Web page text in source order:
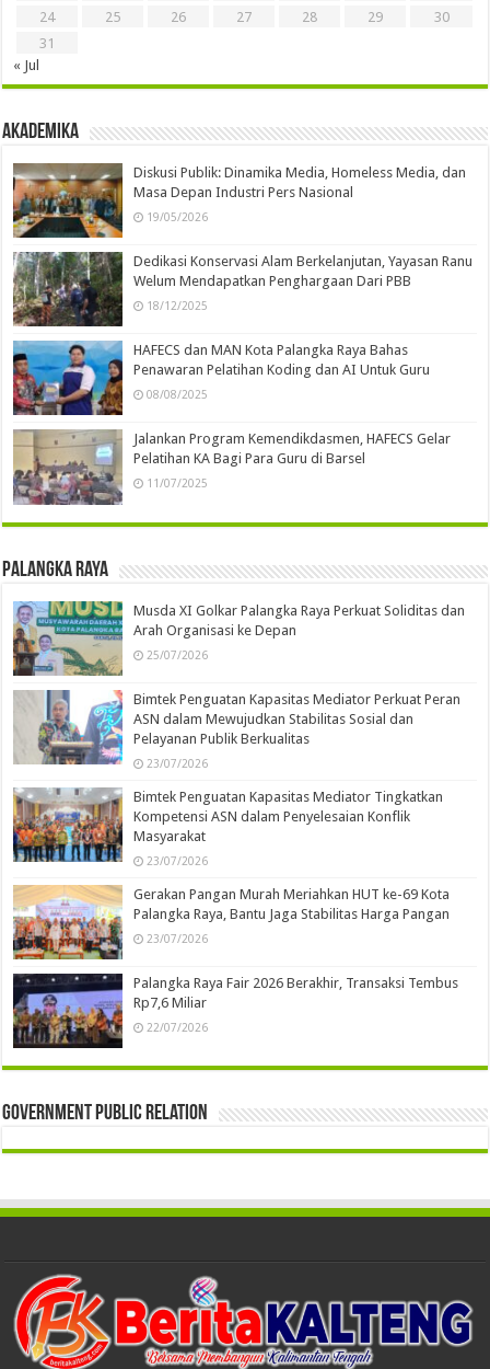
24
25 26 27 28 29
30
31
« Jul
Akademika
Diskusi Publik: Dinamika Media, Homeless Media, dan
Masa Depan Industri Pers Nasional
19/05/2026
Dedikasi Konservasi Alam Berkelanjutan, Yayasan Ranu
Welum Mendapatkan Penghargaan Dari PBB
18/12/2025
HAFECS dan MAN Kota Palangka Raya Bahas
Penawaran Pelatihan Koding dan AI Untuk Guru
08/08/2025
Jalankan Program Kemendikdasmen, HAFECS Gelar
Pelatihan KA Bagi Para Guru di Barsel
11/07/2025
Palangka Raya
Musda XI Golkar Palangka Raya Perkuat Soliditas dan
Arah Organisasi ke Depan
25/07/2026
Bimtek Penguatan Kapasitas Mediator Perkuat Peran
ASN dalam Mewujudkan Stabilitas Sosial dan
Pelayanan Publik Berkualitas
23/07/2026
Bimtek Penguatan Kapasitas Mediator Tingkatkan
Kompetensi ASN dalam Penyelesaian Konflik
Masyarakat
23/07/2026
Gerakan Pangan Murah Meriahkan HUT ke-69 Kota
Palangka Raya, Bantu Jaga Stabilitas Harga Pangan
23/07/2026
Palangka Raya Fair 2026 Berakhir, Transaksi Tembus
Rp7,6 Miliar
22/07/2026
Government Public Relation